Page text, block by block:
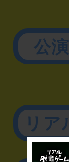
公
リア